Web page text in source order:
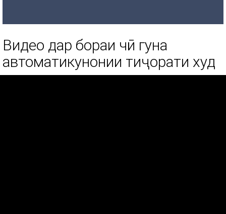
Видео дар бораи чӣ гуна
автоматикунонии тиҷорати худ